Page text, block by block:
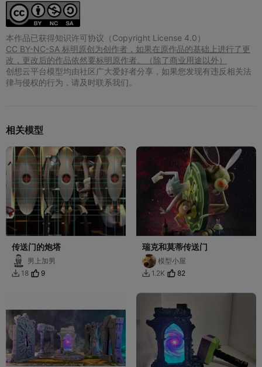
本作品已获得知识许可协议（Copyright License 4.0）
CC BY-NC-SA 标明原创为创作者，如果在原作品的基础上进行了更
改，更改后的作品依然要标明原作者。（除了商业用途以外）
创想云平台模型均由社区广大爱好者分享，如果您发现有违反相关法
律与侵权的行为，请及时联系我们。
相关模型
传送门的炮塔
男上加男
 18 9
瑞克和莫蒂传送门
模型小屋
 1.2K 82